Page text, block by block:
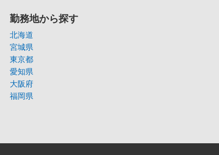
勤務地から探す
北海道
宮城県
東京都
愛知県
大阪府
福岡県